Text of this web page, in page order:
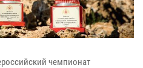
чемпионат